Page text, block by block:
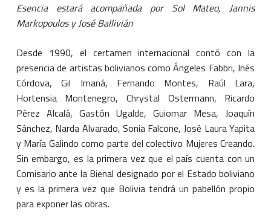
Esencia estará acompañada por Sol Mateo, Jannis
Markopoulos y José Ballivián
Desde 1990, el certamen internacional contó con la
presencia de artistas bolivianos como Ángeles Fabbri, Inés
Córdova, Gil Imaná, Fernando Montes, Raúl Lara,
Hortensia Montenegro, Chrystal Ostermann, Ricardo
Pérez Alcalá, Gastón Ugalde, Guiomar Mesa, Joaquín
Sánchez, Narda Alvarado, Sonia Falcone, José Laura Yapita
y María Galindo como parte del colectivo Mujeres Creando.
Sin embargo, es la primera vez que el país cuenta con un
Comisario ante la Bienal designado por el Estado boliviano
y es la primera vez que Bolivia tendrá un pabellón propio
para exponer las obras.